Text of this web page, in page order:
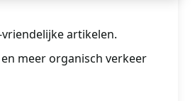
artikelen.
meer organisch verkeer